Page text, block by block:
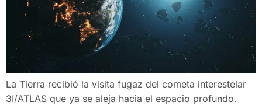
La Tierra recibió la visita fugaz del cometa interestelar
3I/ATLAS que ya se aleja hacia el espacio profundo.